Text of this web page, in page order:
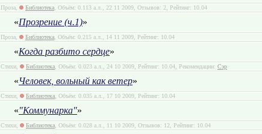
Проза, Библиотека, Объём: 0.113 а.л., 22 11 2009, Отзывов: 2, Рейтинг: 10.04
«Прозрение (ч.1)»
Проза, Библиотека, Объём: 0.215 а.л., 14 11 2009, Рейтинг: 10.04
«Когда разбито сердце»
Стихи, Библиотека, Объём: 0.023 а.л., 24 10 2009, Рейтинг: 10.04, Рекомендации: Сэр
«Человек, вольный как ветер»
Стихи, Библиотека, Объём: 0.035 а.л., 17 10 2009, Рейтинг: 10.04
«"Коммунарка"»
Стихи, Библиотека, Объём: 0.028 а.л., 11 10 2009, Отзывов: 12, Рейтинг: 10.04